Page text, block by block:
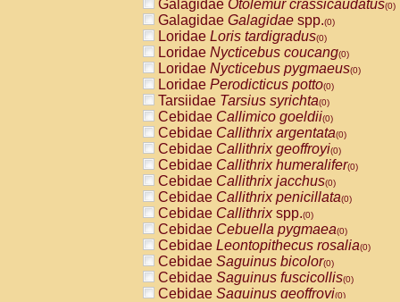
Galagidae Otolemur crassicaudatus(0)
Galagidae Galagidae spp.(0)
Loridae Loris tardigradus(0)
Loridae Nycticebus coucang(0)
Loridae Nycticebus pygmaeus(0)
Loridae Perodicticus potto(0)
Tarsiidae Tarsius syrichta(0)
Cebidae Callimico goeldii(0)
Cebidae Callithrix argentata(0)
Cebidae Callithrix geoffroyi(0)
Cebidae Callithrix humeralifer(0)
Cebidae Callithrix jacchus(0)
Cebidae Callithrix penicillata(0)
Cebidae Callithrixspp.(0)
Cebidae Cebuella pygmaea(0)
Cebidae Leontopithecus rosalia(0)
Cebidae Saguinus bicolor(0)
Cebidae Saguinus fuscicollis(0)
Cebidae Saguinus geoffroyi(0)